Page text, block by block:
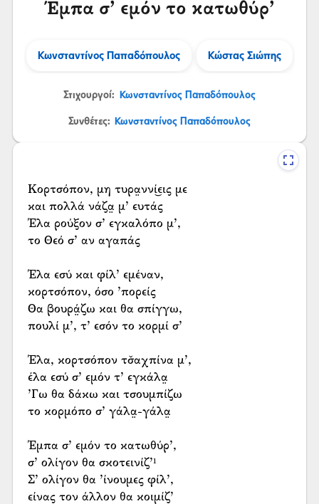
Έμπα σ’ εμόν το κατωθύρ’
Κωνσταντίνος Παπαδόπουλος Κώστας Σιώπης
Στιχουργοί: Κωνσταντίνος Παπαδόπουλος
Συνθέτες: Κωνσταντίνος Παπαδόπουλος
Κορτσόπον, μη τυρα̤ννί͜εις με
και πολλά νάζα̤ μ’ ευτάς
Έλα ρούξον σ’ εγκαλόπο μ’,
το Θεό σ’ αν αγαπάς
Έλα εσύ και φίλ’ εμέναν,
κορτσόπον, όσο ’πορείς
Θα βουρά̤ζω και θα σπίγγω,
πουλί μ’, τ’ εσόν το κορμί σ’
Έλα, κορτσόπον τσ̌αχπίνα μ’,
έλα εσύ σ’ εμόν τ’ εγκάλα̤
’Γω θα δάκω και τσουμπίζω
το κορμόπο σ’ γάλα̤-γάλα̤
Έμπα σ’ εμόν το κατωθύρ’,
σ’ ολίγον θα σκοτεινίζ’¹
Σ’ ολίγον θα ’ίνουμες φίλ’,
είνας τον άλλον θα κοιμίζ’